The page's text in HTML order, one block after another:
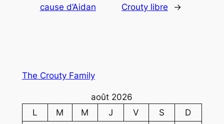
cause d’Aidan
Crouty libre
→
The Crouty Family
août 2026
L
M M J V S
D